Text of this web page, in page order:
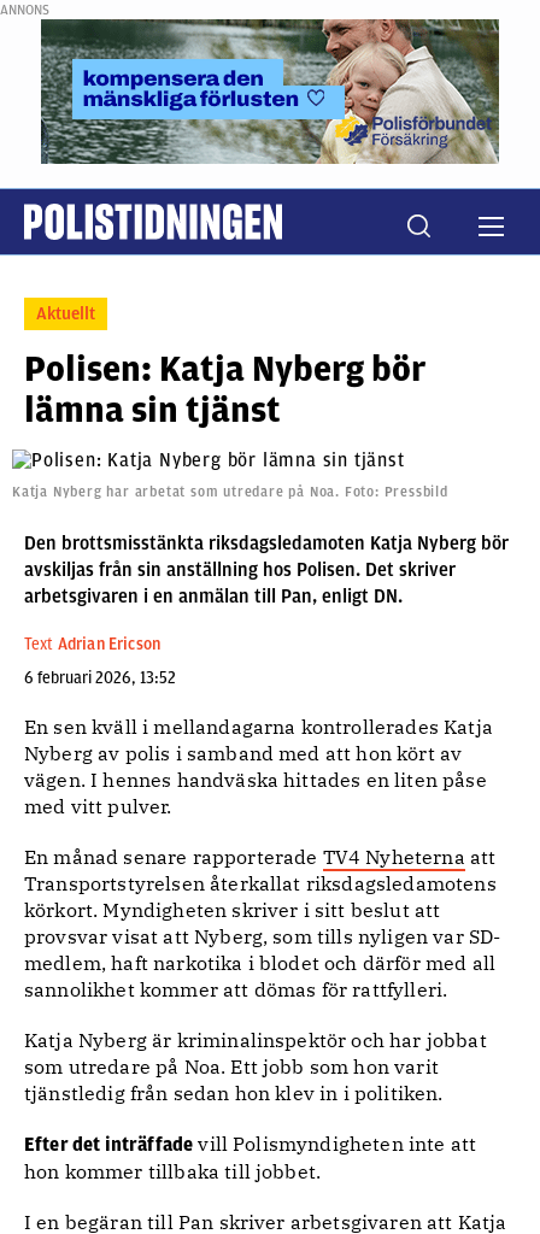
ANNONS
Aktuellt
Polisen: Katja Nyberg bör
lämna sin tjänst
Katja Nyberg har arbetat som utredare på Noa. Foto: Pressbild
Den brottsmisstänkta riksdagsledamoten Katja Nyberg bör
avskiljas från sin anställning hos Polisen. Det skriver
arbetsgivaren i en anmälan till Pan, enligt DN.
Text Adrian Ericson
6 februari 2026, 13:52
En sen kväll i mellandagarna kontrollerades Katja
Nyberg av polis i samband med att hon kört av
vägen. I hennes handväska hittades en liten påse
med vitt pulver.
En månad senare rapporterade TV4 Nyheterna att
Transportstyrelsen återkallat riksdagsledamotens
körkort. Myndigheten skriver i sitt beslut att
provsvar visat att Nyberg, som tills nyligen var SD-
medlem, haft narkotika i blodet och därför med all
sannolikhet kommer att dömas för rattfylleri.
Katja Nyberg är kriminalinspektör och har jobbat
som utredare på Noa. Ett jobb som hon varit
tjänstledig från sedan hon klev in i politiken.
Efter det inträffade vill Polismyndigheten inte att
hon kommer tillbaka till jobbet.
I en begäran till Pan skriver arbetsgivaren att Katja